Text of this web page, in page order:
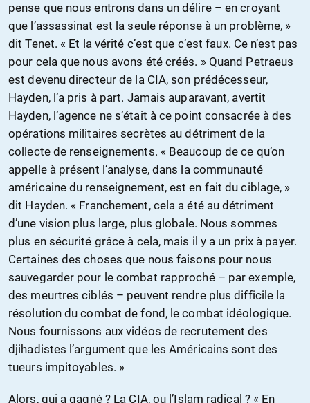
pense que nous entrons dans un délire – en croyant
que l’assassinat est la seule réponse à un problème, »
dit Tenet. « Et la vérité c’est que c’est faux. Ce n’est pas
pour cela que nous avons été créés. » Quand Petraeus
est devenu directeur de la CIA, son prédécesseur,
Hayden, l’a pris à part. Jamais auparavant, avertit
Hayden, l’agence ne s’était à ce point consacrée à des
opérations militaires secrètes au détriment de la
collecte de renseignements. « Beaucoup de ce qu’on
appelle à présent l’analyse, dans la communauté
américaine du renseignement, est en fait du ciblage, »
dit Hayden. « Franchement, cela a été au détriment
d’une vision plus large, plus globale. Nous sommes
plus en sécurité grâce à cela, mais il y a un prix à payer.
Certaines des choses que nous faisons pour nous
sauvegarder pour le combat rapproché – par exemple,
des meurtres ciblés – peuvent rendre plus difficile la
résolution du combat de fond, le combat idéologique.
Nous fournissons aux vidéos de recrutement des
djihadistes l’argument que les Américains sont des
tueurs impitoyables. »
Alors, qui a gagné ? La CIA, ou l’Islam radical ? « En